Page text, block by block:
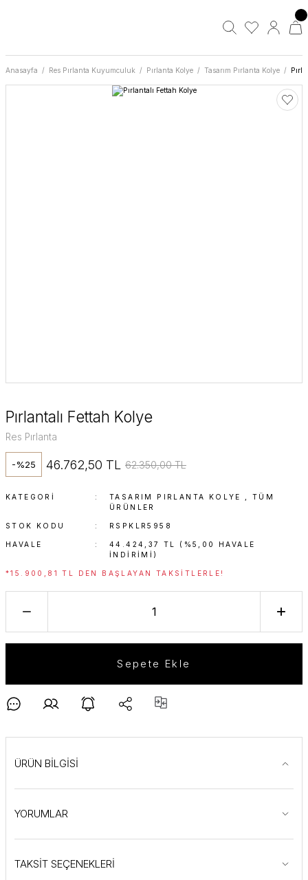
Anasayfa Res Pırlanta Kuyumculuk Pırlanta Kolye Tasarım Pırlanta Kolye
Pırlantalı Fettah Kolye
Res Pırlanta
-%25 46.762,50 TL 62.350,00 TL
KATEGORI TASARIM PIRLANTA KOLYE ,TÜM
ÜRÜNLER
STOK KODU RSPKLR5958
HAVALE
44.424,37 TL (%5,00 HAVALE
INDIRIMI)
*15.900,81 TL DEN BAŞLAYAN TAKSITLERLE!
Sepete Ekle
ÜRÜN BİLGİSİ
YORUMLAR
TAKSİT SEÇENEKLERİ